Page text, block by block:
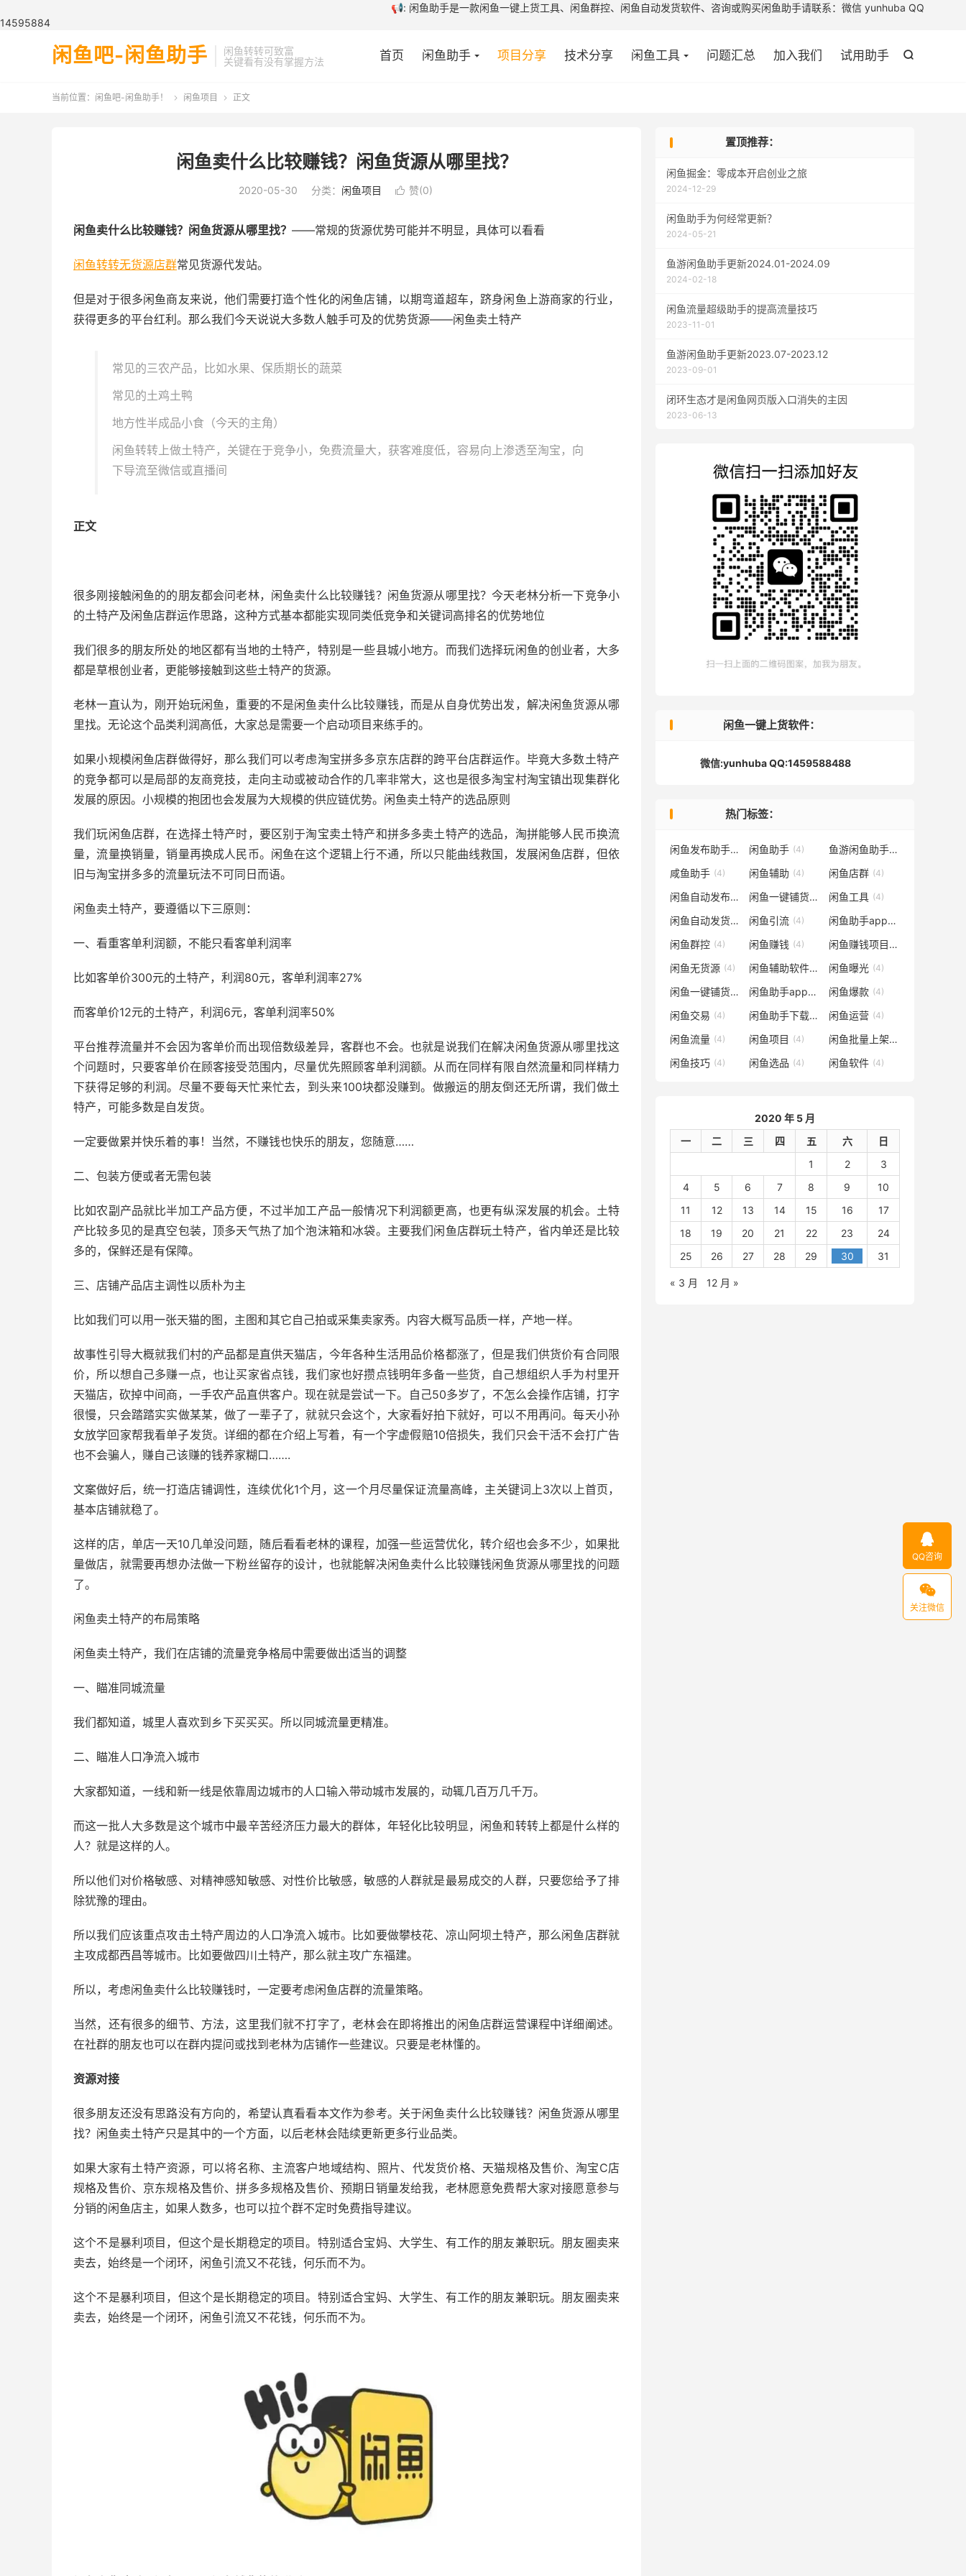
📢: 闲鱼助手是一款闲鱼一键上货工具、闲鱼群控、闲鱼自动发货软件、咨询或购买闲鱼助手请联系：微信 yunhuba QQ
14595884
闲鱼吧-闲鱼助手
闲鱼转转可致富
关键看有没有掌握方法

首页 闲鱼助手 项目分享 技术分享 闲鱼工具 问题汇总 加入我们 试用助手

当前位置： 闲鱼吧-闲鱼助手！  闲鱼项目  正文
闲鱼卖什么比较赚钱？闲鱼货源从哪里找？
2020-05-30 分类： 闲鱼项目  赞(0)
闲鱼卖什么比较赚钱？闲鱼货源从哪里找？ ——常规的货源优势可能并不明显，具体可以看看
闲鱼转转无货源店群常见货源代发站。
但是对于很多闲鱼商友来说，他们需要打造个性化的闲鱼店铺，以期弯道超车，跻身闲鱼上游商家的行业，
获得更多的平台红利。那么我们今天说说大多数人触手可及的优势货源——闲鱼卖土特产
常见的三农产品，比如水果、保质期长的蔬菜
常见的土鸡土鸭
地方性半成品小食（今天的主角）
闲鱼转转上做土特产，关键在于竞争小，免费流量大，获客难度低，容易向上渗透至淘宝，向
下导流至微信或直播间
正文
很多刚接触闲鱼的的朋友都会问老林，闲鱼卖什么比较赚钱？闲鱼货源从哪里找？今天老林分析一下竞争小
的土特产及闲鱼店群运作思路，这种方式基本都能实现同类低竞争和关键词高排名的优势地位
我们很多的朋友所处的地区都有当地的土特产，特别是一些县城小地方。而我们选择玩闲鱼的创业者，大多
都是草根创业者，更能够接触到这些土特产的货源。
老林一直认为，刚开始玩闲鱼，重要的不是闲鱼卖什么比较赚钱，而是从自身优势出发，解决闲鱼货源从哪
里找。无论这个品类利润高低，大家总是需要一个启动项目来练手的。
如果小规模闲鱼店群做得好，那么我们可以考虑淘宝拼多多京东店群的跨平台店群运作。毕竟大多数土特产
的竞争都可以是局部的友商竞技，走向主动或被动合作的几率非常大，这也是很多淘宝村淘宝镇出现集群化
发展的原因。小规模的抱团也会发展为大规模的供应链优势。闲鱼卖土特产的选品原则
我们玩闲鱼店群，在选择土特产时，要区别于淘宝卖土特产和拼多多卖土特产的选品，淘拼能够人民币换流
量，流量换销量，销量再换成人民币。闲鱼在这个逻辑上行不通，所以只能曲线救国，发展闲鱼店群，但依
旧与淘宝拼多多的流量玩法不可同日而语。
闲鱼卖土特产，要遵循以下三原则：
一、看重客单利润额，不能只看客单利润率
比如客单价300元的土特产，利润80元，客单利润率27%
而客单价12元的土特产，利润6元，客单利润率50%
平台推荐流量并不会因为客单价而出现倍数级差异，客群也不会。也就是说我们在解决闲鱼货源从哪里找这
个问题时，只要客单价在顾客接受范围内，尽量优先照顾客单利润额。从而在同样有限自然流量和同样精力
下获得足够的利润。尽量不要每天忙来忙去，到头来100块都没赚到。做搬运的朋友倒还无所谓，我们做土
特产，可能多数是自发货。
一定要做累并快乐着的事！当然，不赚钱也快乐的朋友，您随意……
二、包装方便或者无需包装
比如农副产品就比半加工产品方便，不过半加工产品一般情况下利润额更高，也更有纵深发展的机会。土特
产比较多见的是真空包装，顶多天气热了加个泡沫箱和冰袋。主要我们闲鱼店群玩土特产，省内单还是比较
多的，保鲜还是有保障。
三、店铺产品店主调性以质朴为主
比如我们可以用一张天猫的图，主图和其它自己拍或采集卖家秀。内容大概写品质一样，产地一样。
故事性引导大概就我们村的产品都是直供天猫店，今年各种生活用品价格都涨了，但是我们供货价有合同限
价，所以想自己多赚一点，也让买家省点钱，我们家也好攒点钱明年多备一些货，自己想组织人手为村里开
天猫店，砍掉中间商，一手农产品直供客户。现在就是尝试一下。自己50多岁了，不怎么会操作店铺，打字
很慢，只会踏踏实实做某某，做了一辈子了，就就只会这个，大家看好拍下就好，可以不用再问。每天小孙
女放学回家帮我看单子发货。详细的都在介绍上写着，有一个字虚假赔10倍损失，我们只会干活不会打广告
也不会骗人，赚自己该赚的钱养家糊口…….
文案做好后，统一打造店铺调性，连续优化1个月，这一个月尽量保证流量高峰，主关键词上3次以上首页，
基本店铺就稳了。
这样的店，单店一天10几单没问题，随后看看老林的课程，加强一些运营优化，转介绍也会多不少，如果批
量做店，就需要再想办法做一下粉丝留存的设计，也就能解决闲鱼卖什么比较赚钱闲鱼货源从哪里找的问题
了。
闲鱼卖土特产的布局策略
闲鱼卖土特产，我们在店铺的流量竞争格局中需要做出适当的调整
一、瞄准同城流量
我们都知道，城里人喜欢到乡下买买买。所以同城流量更精准。
二、瞄准人口净流入城市
大家都知道，一线和新一线是依靠周边城市的人口输入带动城市发展的，动辄几百万几千万。
而这一批人大多数是这个城市中最辛苦经济压力最大的群体，年轻化比较明显，闲鱼和转转上都是什么样的
人？就是这样的人。
所以他们对价格敏感、对精神感知敏感、对性价比敏感，敏感的人群就是最易成交的人群，只要您给予了排
除犹豫的理由。
所以我们应该重点攻击土特产周边的人口净流入城市。比如要做攀枝花、凉山阿坝土特产，那么闲鱼店群就
主攻成都西昌等城市。比如要做四川土特产，那么就主攻广东福建。
所以，考虑闲鱼卖什么比较赚钱时，一定要考虑闲鱼店群的流量策略。
当然，还有很多的细节、方法，这里我们就不打字了，老林会在即将推出的闲鱼店群运营课程中详细阐述。
在社群的朋友也可以在群内提问或找到老林为店铺作一些建议。只要是老林懂的。
资源对接
很多朋友还没有思路没有方向的，希望认真看看本文作为参考。关于闲鱼卖什么比较赚钱？闲鱼货源从哪里
找？闲鱼卖土特产只是其中的一个方面，以后老林会陆续更新更多行业品类。
如果大家有土特产资源，可以将名称、主流客户地域结构、照片、代发货价格、天猫规格及售价、淘宝C店
规格及售价、京东规格及售价、拼多多规格及售价、预期日销量发给我，老林愿意免费帮大家对接愿意参与
分销的闲鱼店主，如果人数多，也可以拉个群不定时免费指导建议。
这个不是暴利项目，但这个是长期稳定的项目。特别适合宝妈、大学生、有工作的朋友兼职玩。朋友圈卖来
卖去，始终是一个闭环，闲鱼引流又不花钱，何乐而不为。
这个不是暴利项目，但这个是长期稳定的项目。特别适合宝妈、大学生、有工作的朋友兼职玩。朋友圈卖来
卖去，始终是一个闭环，闲鱼引流又不花钱，何乐而不为。
置顶推荐：
闲鱼掘金：零成本开启创业之旅
2024-12-29
闲鱼助手为何经常更新？
2024-05-21
鱼游闲鱼助手更新2024.01-2024.09
2024-02-18
闲鱼流量超级助手的提高流量技巧
2023-11-01
鱼游闲鱼助手更新2023.07-2023.12
2023-09-01
闭环生态才是闲鱼网页版入口消失的主因
2023-06-13
闲鱼一键上货软件：
微信:yunhuba QQ:1459588488
热门标签：
闲鱼发布助手 闲鱼助手 (4) 鱼游闲鱼助手
咸鱼助手 (4) 闲鱼辅助 (4) 闲鱼店群 (4)
闲鱼自动发布软件 (4) 闲鱼一键铺货 闲鱼工具 (4)
闲鱼自动发货 闲鱼引流 (4) 闲鱼助手app
闲鱼群控 (4) 闲鱼赚钱 (4) 闲鱼赚钱项目
闲鱼无货源 (4) 闲鱼辅助软件 闲鱼曝光 (4)
闲鱼一键铺货软件 (4) 闲鱼助手app下载 (4)
闲鱼爆款 (4)
闲鱼交易 (4) 闲鱼助手下载 闲鱼运营 (4)
闲鱼流量 (4) 闲鱼项目 (4) 闲鱼批量上架
闲鱼技巧 (4) 闲鱼选品 (4) 闲鱼软件 (4)
2020 年 5 月
一
二 三 四 五 六
日
1
2
3
4
5 6 7 8 9
10
11
12 13 14 15 16
17
18
19 20 21 22 23
24
25
26 27 28 29 30 31
« 3 月 12 月 »

QQ咨询

关注微信